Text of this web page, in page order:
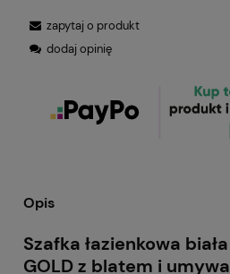
zapytaj o produkt
dodaj opinię
Opis
Szafka łazienkowa
GOLD z blatem i